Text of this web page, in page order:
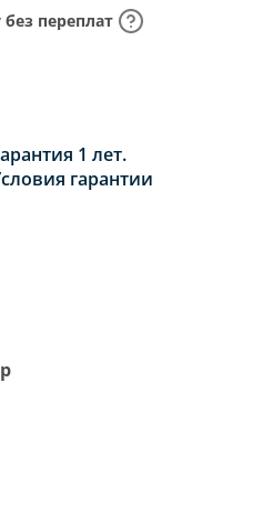
без переплат
1 лет.
гарантии